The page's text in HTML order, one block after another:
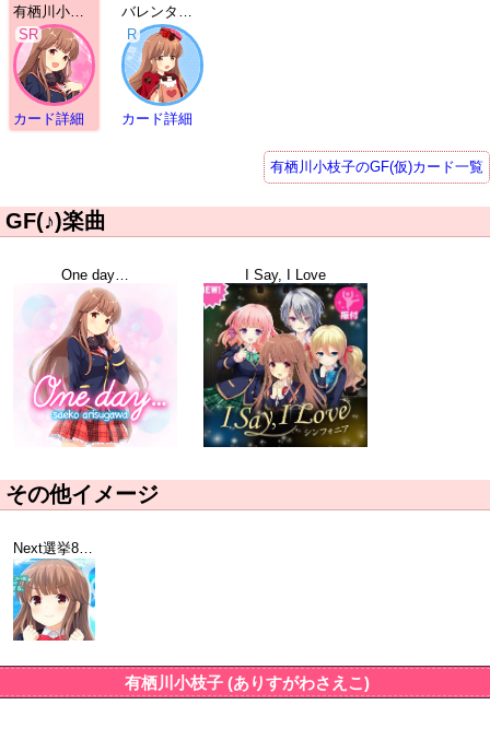
SR
カード詳細
R
カード詳細
有栖川小枝子のGF(仮)カード一覧
GF(♪)楽曲
One day… I Say, I Love
その他イメージ
Next選挙8位トップ画面
有栖川小枝子 (ありすがわさえこ)